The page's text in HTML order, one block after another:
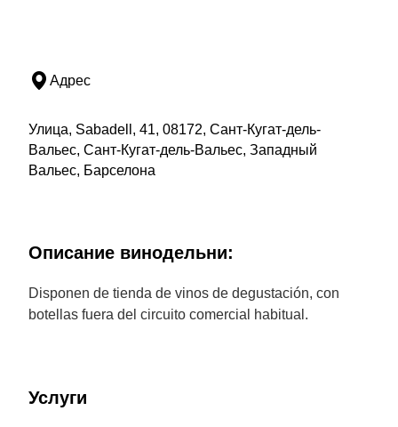
Адрес
Улица, Sabadell, 41, 08172, Сант-Кугат-дель-
Вальес, Сант-Кугат-дель-Вальес, Западный
Вальес, Барселона
Описание винодельни:
Disponen de tienda de vinos de degustación, con
botellas fuera del circuito comercial habitual.
Услуги